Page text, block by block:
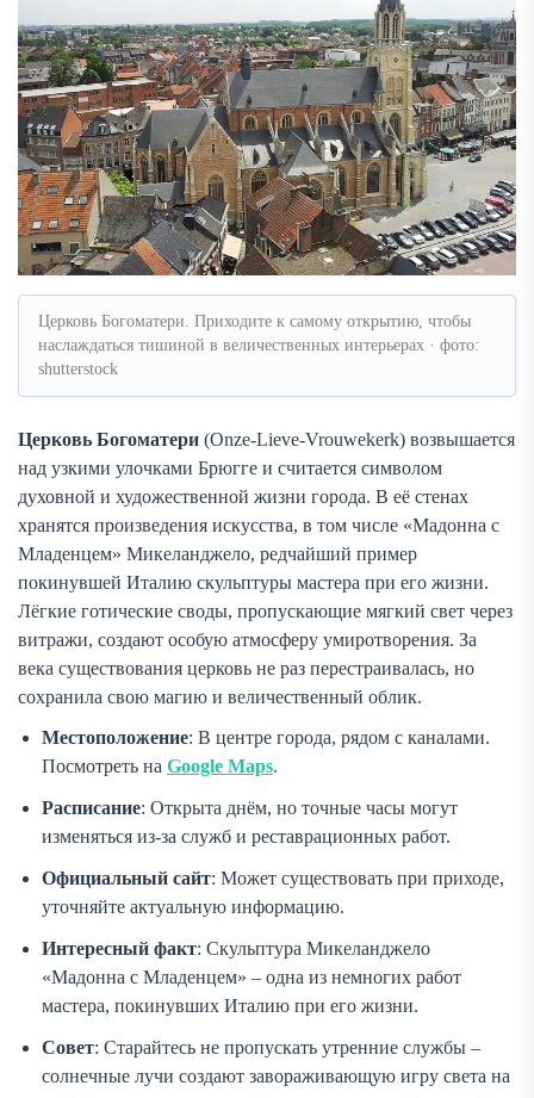
Церковь Богоматери. Приходите к самому открытию, чтобы
наслаждаться тишиной в величественных интерьерах · фото:
shutterstock
Церковь Богоматери (Onze-Lieve-Vrouwekerk) возвышается
над узкими улочками Брюгге и считается символом
духовной и художественной жизни города. В её стенах
хранятся произведения искусства, в том числе «Мадонна с
Младенцем» Микеланджело, редчайший пример
покинувшей Италию скульптуры мастера при его жизни.
Лёгкие готические своды, пропускающие мягкий свет через
витражи, создают особую атмосферу умиротворения. За
века существования церковь не раз перестраивалась, но
сохранила свою магию и величественный облик.
Местоположение: В центре города, рядом с каналами.
Посмотреть на Google Maps.
Расписание: Открыта днём, но точные часы могут
изменяться из-за служб и реставрационных работ.
Официальный сайт: Может существовать при приходе,
уточняйте актуальную информацию.
Интересный факт: Скульптура Микеланджело
«Мадонна с Младенцем» – одна из немногих работ
мастера, покинувших Италию при его жизни.
Совет: Старайтесь не пропускать утренние службы –
солнечные лучи создают завораживающую игру света на